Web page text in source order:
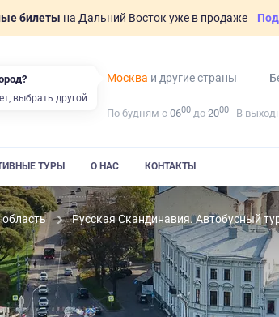
билеты на Дальний Восток уже в продаже
Москва и другие страны
По будням с 0600 до 2000 В
ТУРЫ О НАС КОНТАКТЫ
область Русская Скандинавия. Автобусный
выбрать другой